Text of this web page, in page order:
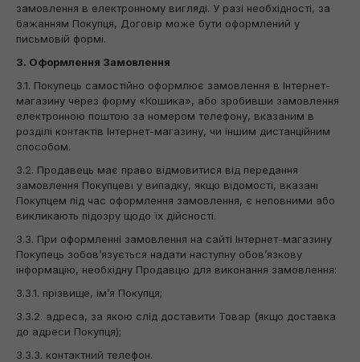
замовлення в електронному вигляді. У разі необхідності, за
бажанням Покупця, Договір може бути оформлений у
письмовій формі.
3. Оформлення Замовлення
3.1. Покупець самостійно оформлює замовлення в Інтернет-
магазину через форму «Кошика», або зробивши замовлення
електронною поштою за номером телефону, вказаним в
розділі контактів Інтернет-магазину, чи іншим дистанційним
способом.
3.2. Продавець має право відмовитися від передання
замовлення Покупцеві у випадку, якщо відомості, вказані
Покупцем під час оформлення замовлення, є неповними або
викликають підозру щодо їх дійсності.
3.3. При оформленні замовлення на сайті Інтернет-магазину
Покупець зобов’язується надати наступну обов’язкову
інформацію, необхідну Продавцю для виконання замовлення:
3.3.1. прізвище, ім’я Покупця;
3.3.2. адреса, за якою слід доставити Товар (якщо доставка
до адреси Покупця);
3.3.3. контактний телефон.